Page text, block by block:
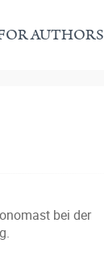
AUTHORS
bei der